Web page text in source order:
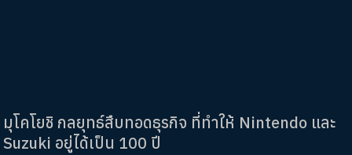
มุโคโยชิ กลยุทธ์สืบทอดธุรกิจ ที่ทำให้ Nintendo และ
Suzuki อยู่ได้เป็น 100 ปี